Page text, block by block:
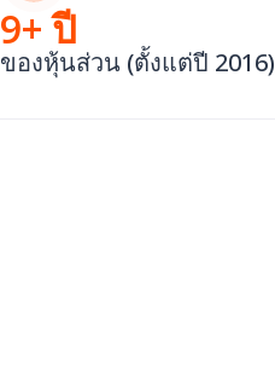
9+ ปี
ของหุ้นส่วน (ตั้งแต่ปี 2016)